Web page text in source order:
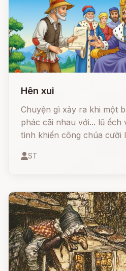
Hên xui
Chuyện gì xảy ra khi một
phác cãi nhau với... lũ ếch
tình khiến công chúa cười
đậm chất châm biếm và
ST